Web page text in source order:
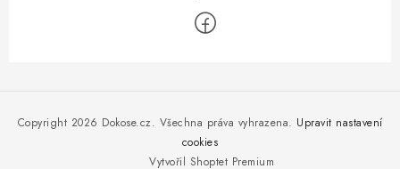
Vytvořil Shoptet Premium
Copyright 2026 Dokose.cz. Všechna práva vyhrazena. Upravit nastavení
cookies